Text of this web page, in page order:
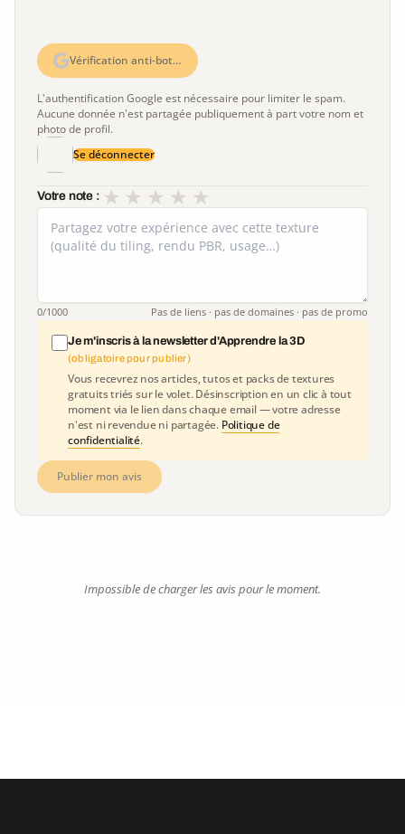
Vérification anti-bot…
L'authentification Google est nécessaire pour limiter le spam.
Aucune donnée n'est partagée publiquement à part votre nom et
photo de profil.
Se déconnecter
Votre note : ★
★
★
★
★
0/1000 Pas de liens · pas de domaines · pas de promo
Je m'inscris à la newsletter d'Apprendre la 3D
(obligatoire pour publier)
Vous recevrez nos articles, tutos et packs de textures
gratuits triés sur le volet. Désinscription en un clic à tout
moment via le lien dans chaque email — votre adresse
n'est ni revendue ni partagée. Politique de
confidentialité.
Publier mon avis
Impossible de charger les avis pour le moment.